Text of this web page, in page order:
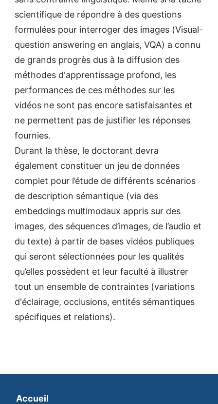
scientifique de répondre à des questions
formulées pour interroger des images (Visual-
question answering en anglais, VQA) a connu
de grands progrès dus à la diffusion des
méthodes d'apprentissage profond, les
performances de ces méthodes sur les
vidéos ne sont pas encore satisfaisantes et
ne permettent pas de justifier les réponses
fournies.
Durant la thèse, le doctorant devra
également constituer un jeu de données
complet pour l’étude de différents scénarios
de description sémantique (via des
embeddings multimodaux appris sur des
images, des séquences d’images, de l’audio et
du texte) à partir de bases vidéos publiques
qui seront sélectionnées pour les qualités
qu’elles possèdent et leur faculté à illustrer
tout un ensemble de contraintes (variations
d'éclairage, occlusions, entités sémantiques
spécifiques et relations).
Accueil